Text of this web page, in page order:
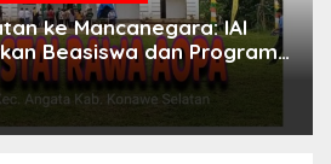
ke Mancanegara: IAI
Beasiswa dan Program